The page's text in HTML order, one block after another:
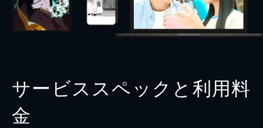
サービススペックと利用料
金